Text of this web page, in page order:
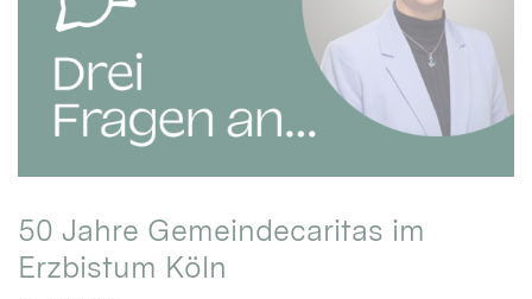
50 Jahre Gemeindecaritas im
Erzbistum Köln